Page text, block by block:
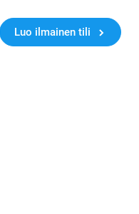
Luo ilmainen tili